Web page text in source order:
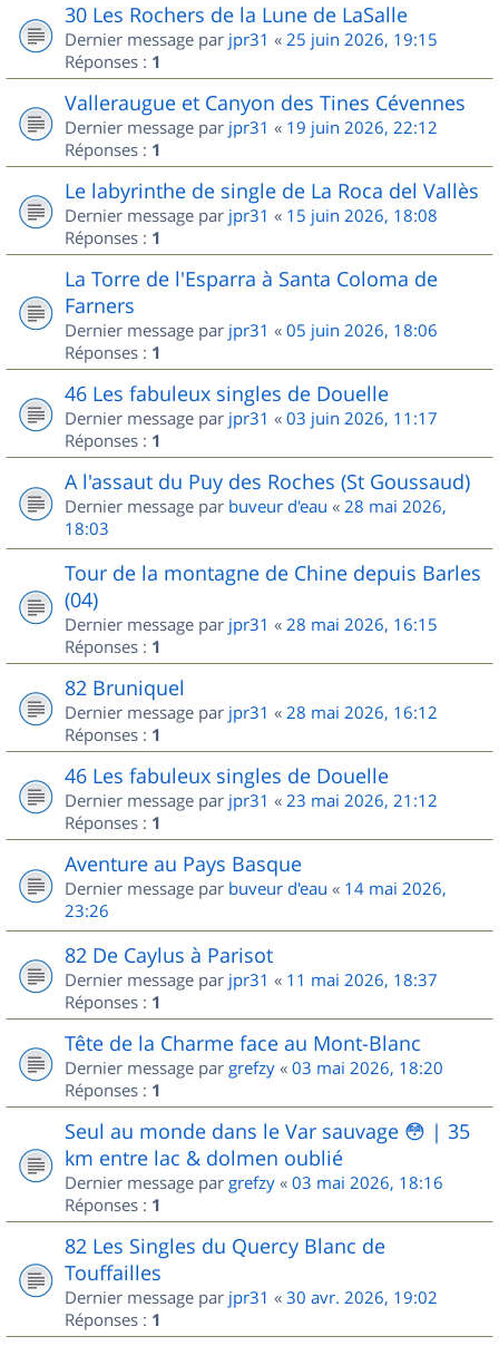
30 Les Rochers de la Lune de LaSalle
Dernier message par jpr31 « 25 juin 2026, 19:15
Réponses : 1
Valleraugue et Canyon des Tines Cévennes
Dernier message par jpr31 « 19 juin 2026, 22:12
Réponses : 1
Le labyrinthe de single de La Roca del Vallès
Dernier message par jpr31 « 15 juin 2026, 18:08
Réponses : 1
La Torre de l'Esparra à Santa Coloma de
Farners
Dernier message par jpr31 « 05 juin 2026, 18:06
Réponses : 1
46 Les fabuleux singles de Douelle
Dernier message par jpr31 « 03 juin 2026, 11:17
Réponses : 1
A l'assaut du Puy des Roches (St Goussaud)
Dernier message par buveur d'eau « 28 mai 2026,
18:03
Tour de la montagne de Chine depuis Barles
(04)
Dernier message par jpr31 « 28 mai 2026, 16:15
Réponses : 1
82 Bruniquel
Dernier message par jpr31 « 28 mai 2026, 16:12
Réponses : 1
46 Les fabuleux singles de Douelle
Dernier message par jpr31 « 23 mai 2026, 21:12
Réponses : 1
Aventure au Pays Basque
Dernier message par buveur d'eau « 14 mai 2026,
23:26
82 De Caylus à Parisot
Dernier message par jpr31 « 11 mai 2026, 18:37
Réponses : 1
Tête de la Charme face au Mont-Blanc
Dernier message par grefzy « 03 mai 2026, 18:20
Réponses : 1
Seul au monde dans le Var sauvage 😳 | 35
km entre lac & dolmen oublié
Dernier message par grefzy « 03 mai 2026, 18:16
Réponses : 1
82 Les Singles du Quercy Blanc de
Touffailles
Dernier message par jpr31 « 30 avr. 2026, 19:02
Réponses : 1